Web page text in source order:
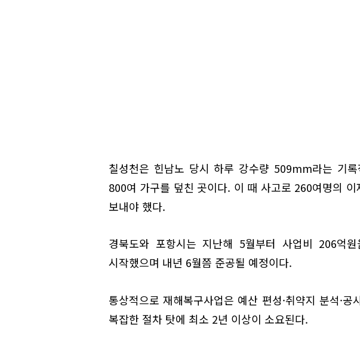
칠성천은 힌남노 당시 하루 강수량 509mm라는 기
800여 가구를 덮친 곳이다. 이 때 사고로 260여명의
보내야 했다.
경북도와 포항시는 지난해 5월부터 사업비 206억
시작했으며 내년 6월쯤 준공될 예정이다.
통상적으로 재해복구사업은 예산 편성·취약지 분석·공
복잡한 절차 탓에 최소 2년 이상이 소요된다.